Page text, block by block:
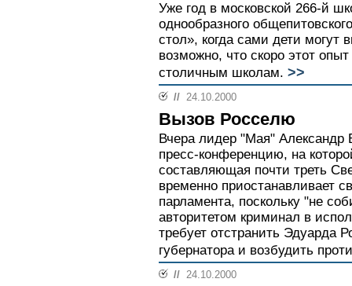
Уже год в московской 266-й
однообразного
стол», когда сами дети могут
возможно, что скоро этот
столичным школам. >>
// 24.10.2000
Вызов Росселю
Вчера лидер "Мая" Александр
пресс-конференцию, на
составляющая почти треть
временно приостанавливает
парламента, поскольку "не
авторитетом криминал в
требует отстранить Эдуарда
губернатора и возбудить
// 24.10.2000